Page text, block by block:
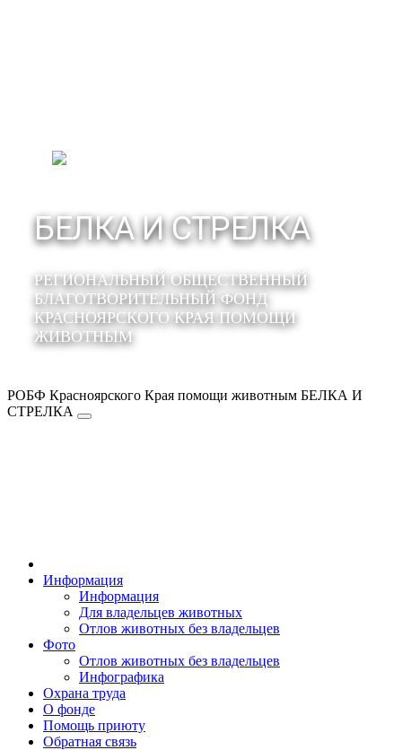
БЕЛКА И СТРЕЛКА
РЕГИОНАЛЬНЫЙ ОБЩЕСТВЕННЫЙ
БЛАГОТВОРИТЕЛЬНЫЙ ФОНД
КРАСНОЯРСКОГО КРАЯ ПОМОЩИ
ЖИВОТНЫМ
РОБФ Красноярского Края помощи животным БЕЛКА И
СТРЕЛКА
Информация
Информация
Для владельцев животных
Отлов животных без владельцев
Фото
Отлов животных без владельцев
Инфографика
Охрана труда
О фонде
Помощь приюту
Обратная связь